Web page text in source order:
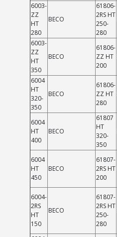
6003-
ZZ
HT
280
BECO
61806-
2RS HT
250-
280
6003-
ZZ
HT
350
BECO
61806-
ZZ HT
200
6004
HT
320-
350
BECO
61806-
ZZ HT
280
6004
HT
400
BECO
61807
HT
320-
350
6004
HT
450
BECO
61807-
2RS HT
200
6004-
2RS
HT
150
BECO
61807-
2RS HT
250-
280